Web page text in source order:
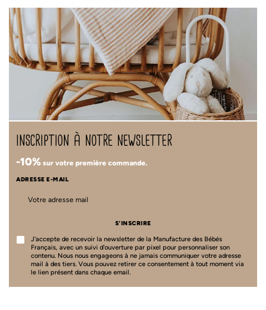
inscription à notre newsletter
-10% sur votre première commande.
ADRESSE E-MAIL
S'INSCRIRE
J'accepte de recevoir la newsletter de la Manufacture des Bébés
Français, avec un suivi d'ouverture par pixel pour personnaliser son
contenu. Nous nous engageons à ne jamais communiquer votre adresse
mail à des tiers. Vous pouvez retirer ce consentement à tout moment via
le lien présent dans chaque email.